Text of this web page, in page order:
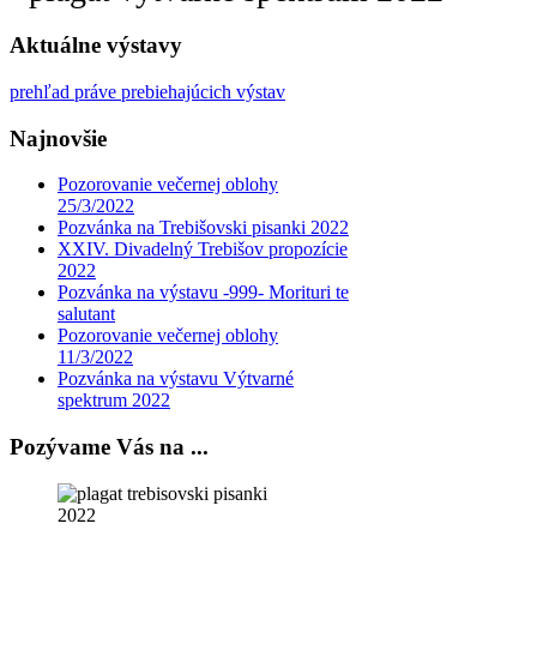
Aktuálne výstavy
prehľad práve prebiehajúcich výstav
Najnovšie
Pozorovanie večernej oblohy
25/3/2022
Pozvánka na Trebišovski pisanki 2022
XXIV. Divadelný Trebišov propozície
2022
Pozvánka na výstavu -999- Morituri te
salutant
Pozorovanie večernej oblohy
11/3/2022
Pozvánka na výstavu Výtvarné
spektrum 2022
Pozývame Vás na ...